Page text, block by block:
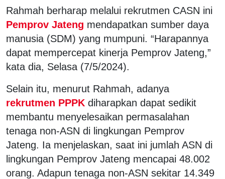
Rahmah berharap melalui rekrutmen CASN ini
Pemprov Jateng mendapatkan sumber daya
manusia (SDM) yang mumpuni. “Harapannya
dapat mempercepat kinerja Pemprov Jateng,”
kata dia, Selasa (7/5/2024).
Selain itu, menurut Rahmah, adanya
rekrutmen PPPK diharapkan dapat sedikit
membantu menyelesaikan permasalahan
tenaga non-ASN di lingkungan Pemprov
Jateng. Ia menjelaskan, saat ini jumlah ASN di
lingkungan Pemprov Jateng mencapai 48.002
orang. Adapun tenaga non-ASN sekitar 14.349